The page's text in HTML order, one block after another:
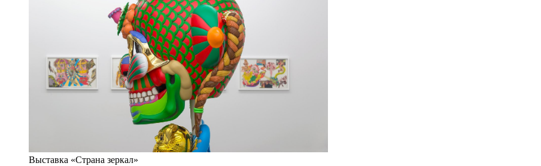
Выставка «Страна зеркал»